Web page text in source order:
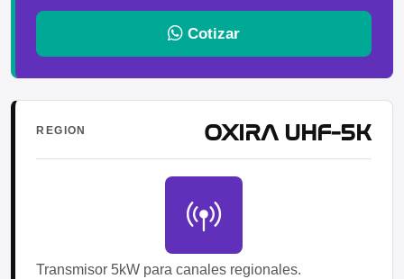
Cotizar
REGION OXIRA UHF-5K
Transmisor 5kW para canales regionales.